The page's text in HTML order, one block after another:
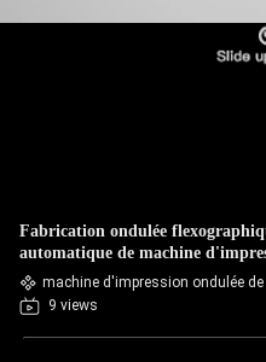
Fabrication ondulée
automatique de machine
machine d'impression ondulée de
9 views